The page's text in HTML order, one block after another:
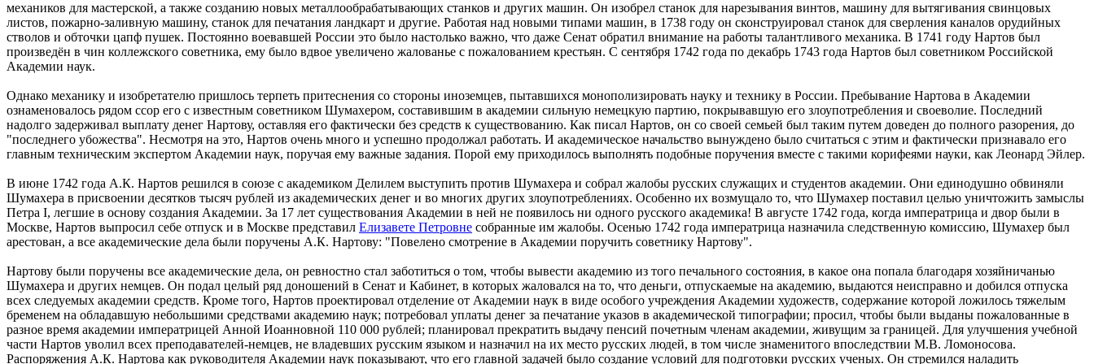
механиков для мастерской, а также созданию новых металлообрабатывающих станков и других машин. Он изобрел станок для нарезывания винтов, машину для вытягивания свинцовых
листов, пожарно-заливную машину, станок для печатания ландкарт и другие. Работая над новыми типами машин, в 1738 году он сконструировал станок для сверления каналов орудийных
стволов и обточки цапф пушек. Постоянно воевавшей России это было настолько важно, что даже Сенат обратил внимание на работы талантливого механика. В 1741 году Нартов был
произведён в чин коллежского советника, ему было вдвое увеличено жалованье с пожалованием крестьян. С сентября 1742 года по декабрь 1743 года Нартов был советником Российской
Академии наук.
Однако механику и изобретателю пришлось терпеть притеснения со стороны иноземцев, пытавшихся монополизировать науку и технику в России. Пребывание Нартова в Академии
ознаменовалось рядом ссор его с известным советником Шумахером, составившим в академии сильную немецкую партию, покрывавшую его злоупотребления и своеволие. Последний
надолго задерживал выплату денег Нартову, оставляя его фактически без средств к существованию. Как писал Нартов, он со своей семьей был таким путем доведен до полного разорения, до
"последнего убожества". Несмотря на это, Нартов очень много и успешно продолжал работать. И академическое начальство вынуждено было считаться с этим и фактически признавало его
главным техническим экспертом Академии наук, поручая ему важные задания. Порой ему приходилось выполнять подобные поручения вместе с такими корифеями науки, как Леонард Эйлер.
В июне 1742 года А.К. Нартов решился в союзе с академиком Делилем выступить против Шумахера и собрал жалобы русских служащих и студентов академии. Они единодушно обвиняли
Шумахера в присвоении десятков тысяч рублей из академических денег и во многих других злоупотреблениях. Особенно их возмущало то, что Шумахер поставил целью уничтожить замыслы
Петра I, легшие в основу создания Академии. За 17 лет существования Академии в ней не появилось ни одного русского академика! В августе 1742 года, когда императрица и двор были в
Москве, Нартов выпросил себе отпуск и в Москве представил Елизавете Петровне собранные им жалобы. Осенью 1742 года императрица назначила следственную комиссию, Шумахер был
арестован, а все академические дела были поручены А.К. Нартову: "Повелено смотрение в Академии поручить советнику Нартову".
Нартову были поручены все академические дела, он ревностно стал заботиться о том, чтобы вывести академию из того печального состояния, в какое она попала благодаря хозяйничанью
Шумахера и других немцев. Он подал целый ряд доношений в Сенат и Кабинет, в которых жаловался на то, что деньги, отпускаемые на академию, выдаются неисправно и добился отпуска
всех следуемых академии средств. Кроме того, Нартов проектировал отделение от Академии наук в виде особого учреждения Академии художеств, содержание которой ложилось тяжелым
бременем на обладавшую небольшими средствами академию наук; потребовал уплаты денег за печатание указов в академической типографии; просил, чтобы были выданы пожалованные в
разное время академии императрицей Анной Иоанновной 110 000 рублей; планировал прекратить выдачу пенсий почетным членам академии, живущим за границей. Для улучшения учебной
части Нартов уволил всех преподавателей-немцев, не владевших русским языком и назначил на их место русских людей, в том числе знаменитого впоследствии M.B. Ломоносова.
Распоряжения А.К. Нартова как руководителя Академии наук показывают, что его главной задачей было создание условий для подготовки русских ученых. Он стремился наладить